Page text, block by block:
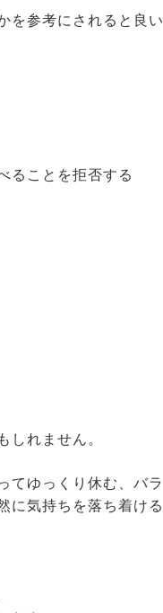
を参考にされると良い
ることを拒否する
しれません。
てゆっくり休む、バラ
に気持ちを落ち着ける